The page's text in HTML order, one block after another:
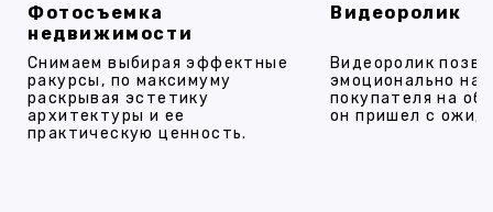
Фотосъемка
недвижимости
Снимаем выбирая эффектные
ракурсы, по максимуму
раскрывая эстетику
архитектуры и ее
практическую ценность.
Видеоролик
Видеоролик
эмоционально
покупателя на
он пришел с